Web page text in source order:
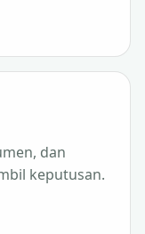
dan
keputusan.